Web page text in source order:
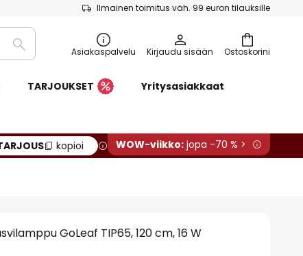
Ilmainen toimitus väh. 99 euron tilauksille
Ostoskorini
Etsi Asiakaspalvelu Kirjaudu sisään
TARJOUKSET Yritysasiakkaat
kopioi WOW-viikko: jopa -70 % >
GoLeaf TIP65, 120 cm, 16 W